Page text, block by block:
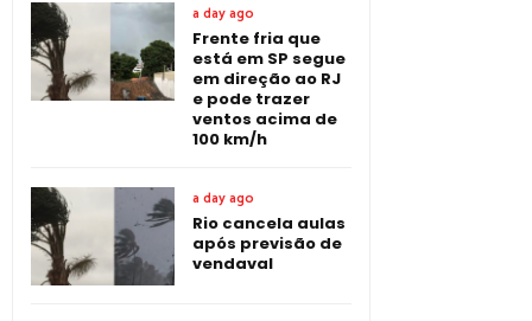
a day ago
Frente fria que
está em SP segue
em direção ao RJ
e pode trazer
ventos acima de
100 km/h
a day ago
Rio cancela aulas
após previsão de
vendaval